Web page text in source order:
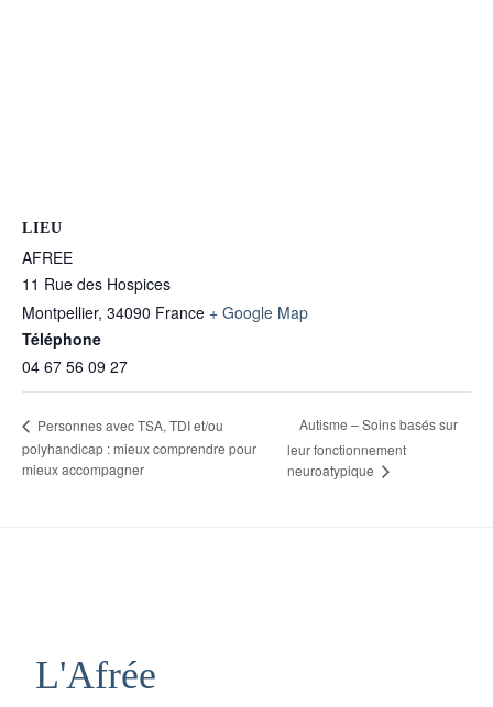
LIEU
AFREE
11 Rue des Hospices
Montpellier, 34090 France + Google Map
Téléphone
04 67 56 09 27
Personnes avec TSA, TDI et/ou
polyhandicap : mieux comprendre pour
mieux accompagner
Autisme – Soins basés sur
leur fonctionnement
neuroatypique
L'Afrée